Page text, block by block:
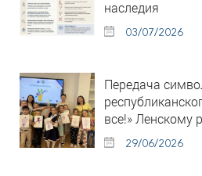
наследия
03/07/2026
Передача
все!» Ленскому
29/06/2026